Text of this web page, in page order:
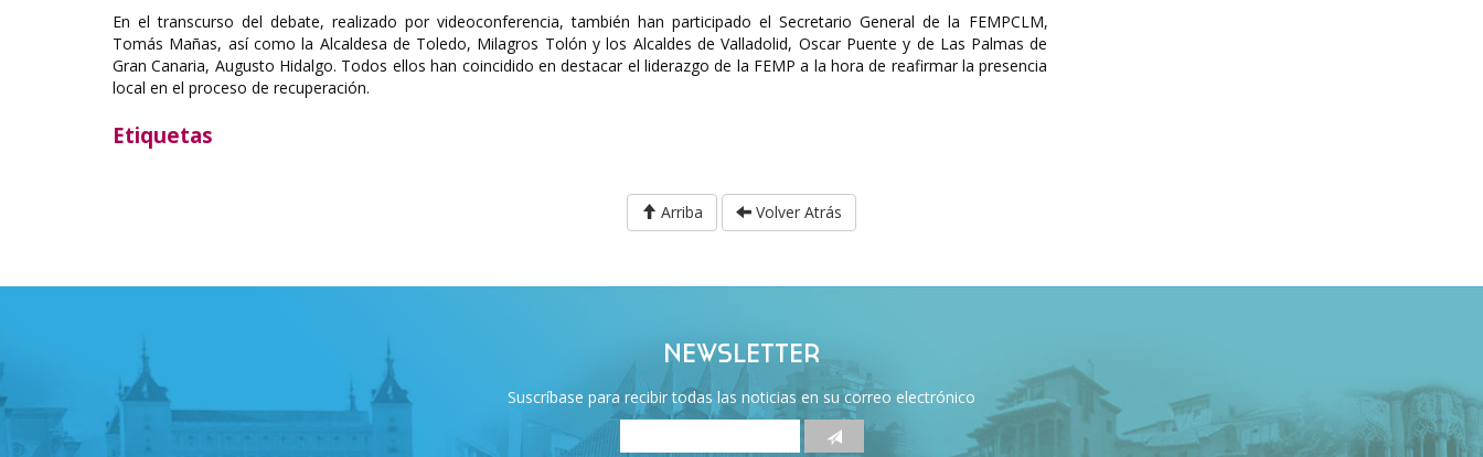
En el transcurso del debate, realizado por videoconferencia, también han participado el Secretario General de la FEMPCLM,
Tomás Mañas, así como la Alcaldesa de Toledo, Milagros Tolón y los Alcaldes de Valladolid, Oscar Puente y de Las Palmas de
Gran Canaria, Augusto Hidalgo. Todos ellos han coincidido en destacar el liderazgo de la FEMP a la hora de reafirmar la presencia
local en el proceso de recuperación.
Etiquetas
Arriba Volver Atrás
NEWSLETTER
Suscríbase para recibir todas las noticias en su correo electrónico